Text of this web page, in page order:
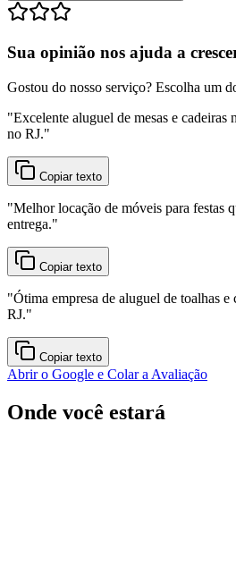
Sua opinião nos ajuda a
Gostou do nosso serviço? Escolha um
"Excelente aluguel de mesas e
no RJ."
Copiar texto
"Melhor locação de móveis para festas
entrega."
Copiar texto
"Ótima empresa de aluguel de toalhas
RJ."
Copiar texto
Abrir o Google e Colar a Avaliação
Onde você estará